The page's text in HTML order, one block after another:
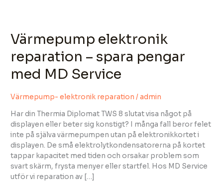
Värmepump elektronik
reparation – spara pengar
med MD Service
Värmepump- elektronik reparation /admin
Har din Thermia Diplomat TWS 8 slutat visa något på
displayen eller beter sig konstigt? I många fall beror felet
inte på själva värmepumpen utan på elektronikkortet i
displayen. De små elektrolytkondensatorerna på kortet
tappar kapacitet med tiden och orsakar problem som
svart skärm, frysta menyer eller startfel. Hos MD Service
utför vi reparation av […]
reparation
–
spara
med
Service
MD Service madi